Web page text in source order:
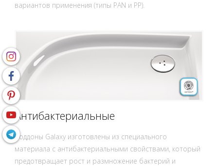
вариантов применения (типы PAN и PP).
Антибактериальные
Поддоны Galaxy изготовлены из специального
материала с антибактериальными свойствами, который
предотвращает рост и размножение бактерий и